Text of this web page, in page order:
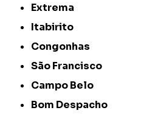
Extrema
Itabirito
Congonhas
São Francisco
Campo Belo
Bom Despacho